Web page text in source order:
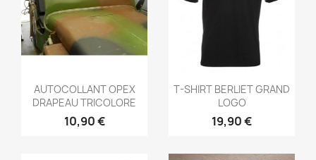
Aperçu rapide
AUTOCOLLANT OPEX
DRAPEAU TRICOLORE
10,90 €
Aperçu rapide
T-SHIRT BERLIET GRAND
LOGO
19,90 €